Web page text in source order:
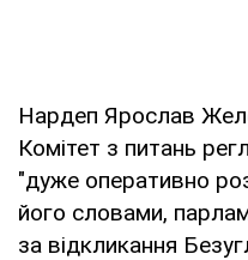
Нардеп Ярослав
Комітет з питань
"дуже оперативно
його словами,
за відкликання